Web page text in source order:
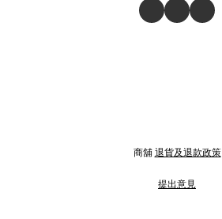
商舖 退貨及退款政策
提出意見